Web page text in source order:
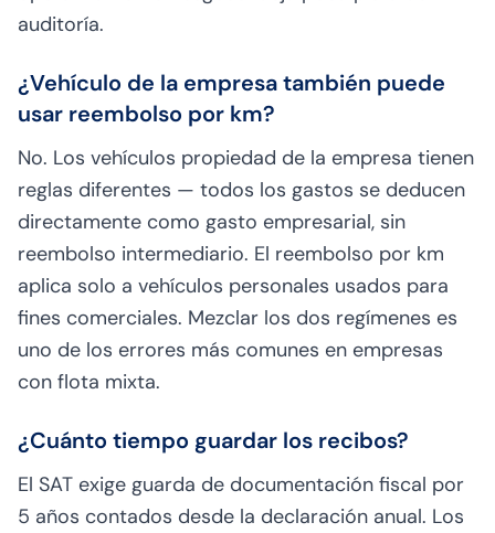
auditoría.
¿Vehículo de la empresa también puede
usar reembolso por km?
No. Los vehículos propiedad de la empresa tienen
reglas diferentes — todos los gastos se deducen
directamente como gasto empresarial, sin
reembolso intermediario. El reembolso por km
aplica solo a vehículos personales usados para
fines comerciales. Mezclar los dos regímenes es
uno de los errores más comunes en empresas
con flota mixta.
¿Cuánto tiempo guardar los recibos?
El SAT exige guarda de documentación fiscal por
5 años contados desde la declaración anual. Los